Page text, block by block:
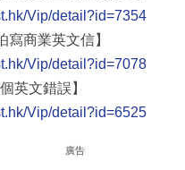
Vip/detail?id=7354
寫商業英文信】
Vip/detail?id=7078
英文錯誤】
Vip/detail?id=6525
廣告